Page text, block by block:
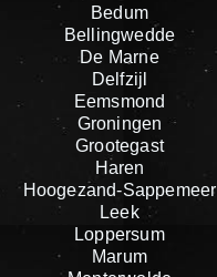
Bedum
Bellingwedde
De Marne
Delfzijl
Eemsmond
Groningen
Grootegast
Haren
Hoogezand-Sappemeer
Leek
Loppersum
Marum